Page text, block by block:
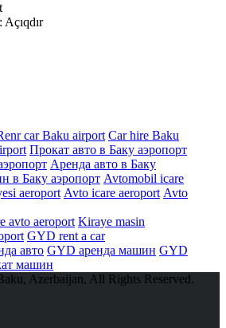
Açıqdır
car Baku airport Car hire Baku
Прокат авто в Баку аэропорт
Аренда авто в Баку
в Баку аэропорт Avtomobil icare
aeroport Avto icare aeroport Avto
avto aeroport Kiraye masin
GYD rent a car
авто GYD аренда машин GYD
машин
Azerbaijan, All Rights Reserved.